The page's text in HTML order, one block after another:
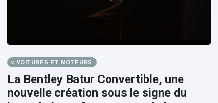
VOITURES ET MOTEURS
La Bentley Batur Convertible, une
nouvelle création sous le signe du